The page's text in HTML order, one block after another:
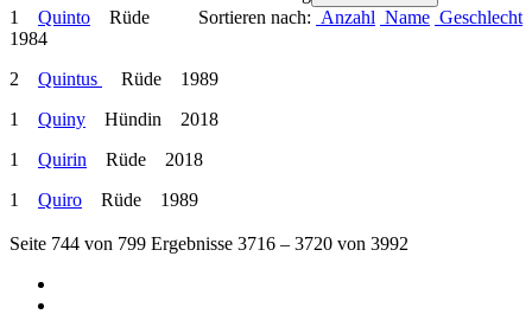
Sortieren nach: Anzahl Name Geschlecht
1 Quinto Rüde
1984
2 Quintus
Rüde 1989
1 Quiny Hündin 2018
1 Quirin Rüde 2018
1 Quiro Rüde 1989
Seite 744 von 799 Ergebnisse 3716 – 3720 von 3992